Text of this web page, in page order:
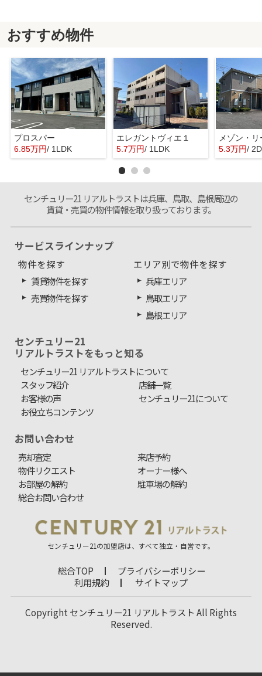
おすすめ物件
プロスパー
6.85万円/ 1LDK
エレガントヴィエ１
5.7万円/ 1LDK
メゾン・
5.3万円/
センチュリー21 リアルトラストは兵庫、鳥取、島根周辺の
賃貸・売買の物件情報を取り扱っております。
サービスラインナップ
物件を探す
賃貸物件を探す
売買物件を探す
エリア別で物件を探す
兵庫エリア
鳥取エリア
島根エリア
センチュリー21
リアルトラストをもっと知る
センチュリー21 リアルトラストについて
スタッフ紹介
店舗一覧
お客様の声
センチュリー21について
お役立ちコンテンツ
お問い合わせ
売却査定
来店予約
物件リクエスト
オーナー様へ
お部屋の解約
駐車場の解約
総合お問い合わせ
センチュリー21の加盟店は、すべて独立・自営です。
総合TOP
プライバシーポリシー
利用規約
サイトマップ
Copyright センチュリー21 リアルトラスト All Rights
Reserved.